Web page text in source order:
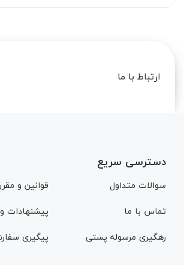
ارتباط با ما
دسترسی سریع
سوالات متداول قوانین و
تماس با ما پیشنهادات
رهگیری مرسوله پستی پیگیری